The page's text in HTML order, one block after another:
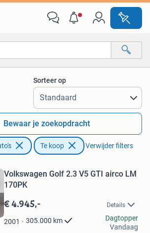
Alle afstanden…
Sorteer op
Bewaar je zoekopdracht
Te koop Verwijder filters
Volkswagen Golf 2.3 V5 GTI airco LM
170PK
€ 4.945,- Details
2001 305.000 km
Dagtopper
Vandaag